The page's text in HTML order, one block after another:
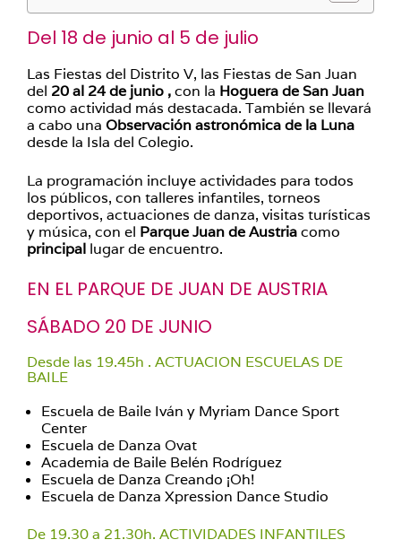
Del 18 de junio al 5 de julio
Las Fiestas del Distrito V, las Fiestas de San Juan
del 20 al 24 de junio ,con la Hoguera de San Juan
como actividad más destacada. También se llevará
a cabo una Observación astronómica de la Luna
desde la Isla del Colegio.
La programación incluye actividades para todos
los públicos, con talleres infantiles, torneos
deportivos, actuaciones de danza, visitas turísticas
y música, con el Parque Juan de Austriacomo
principal lugar de encuentro.
EN EL PARQUE DE JUAN DE AUSTRIA
SÁBADO 20 DE JUNIO
Desde las 19.45h . ACTUACION ESCUELAS DE
BAILE
Escuela de Baile Iván y Myriam Dance Sport
Center
Escuela de Danza Ovat
Academia de Baile Belén Rodríguez
Escuela de Danza Creando ¡Oh!
Escuela de Danza Xpression Dance Studio
De 19.30 a 21.30h. ACTIVIDADES INFANTILES